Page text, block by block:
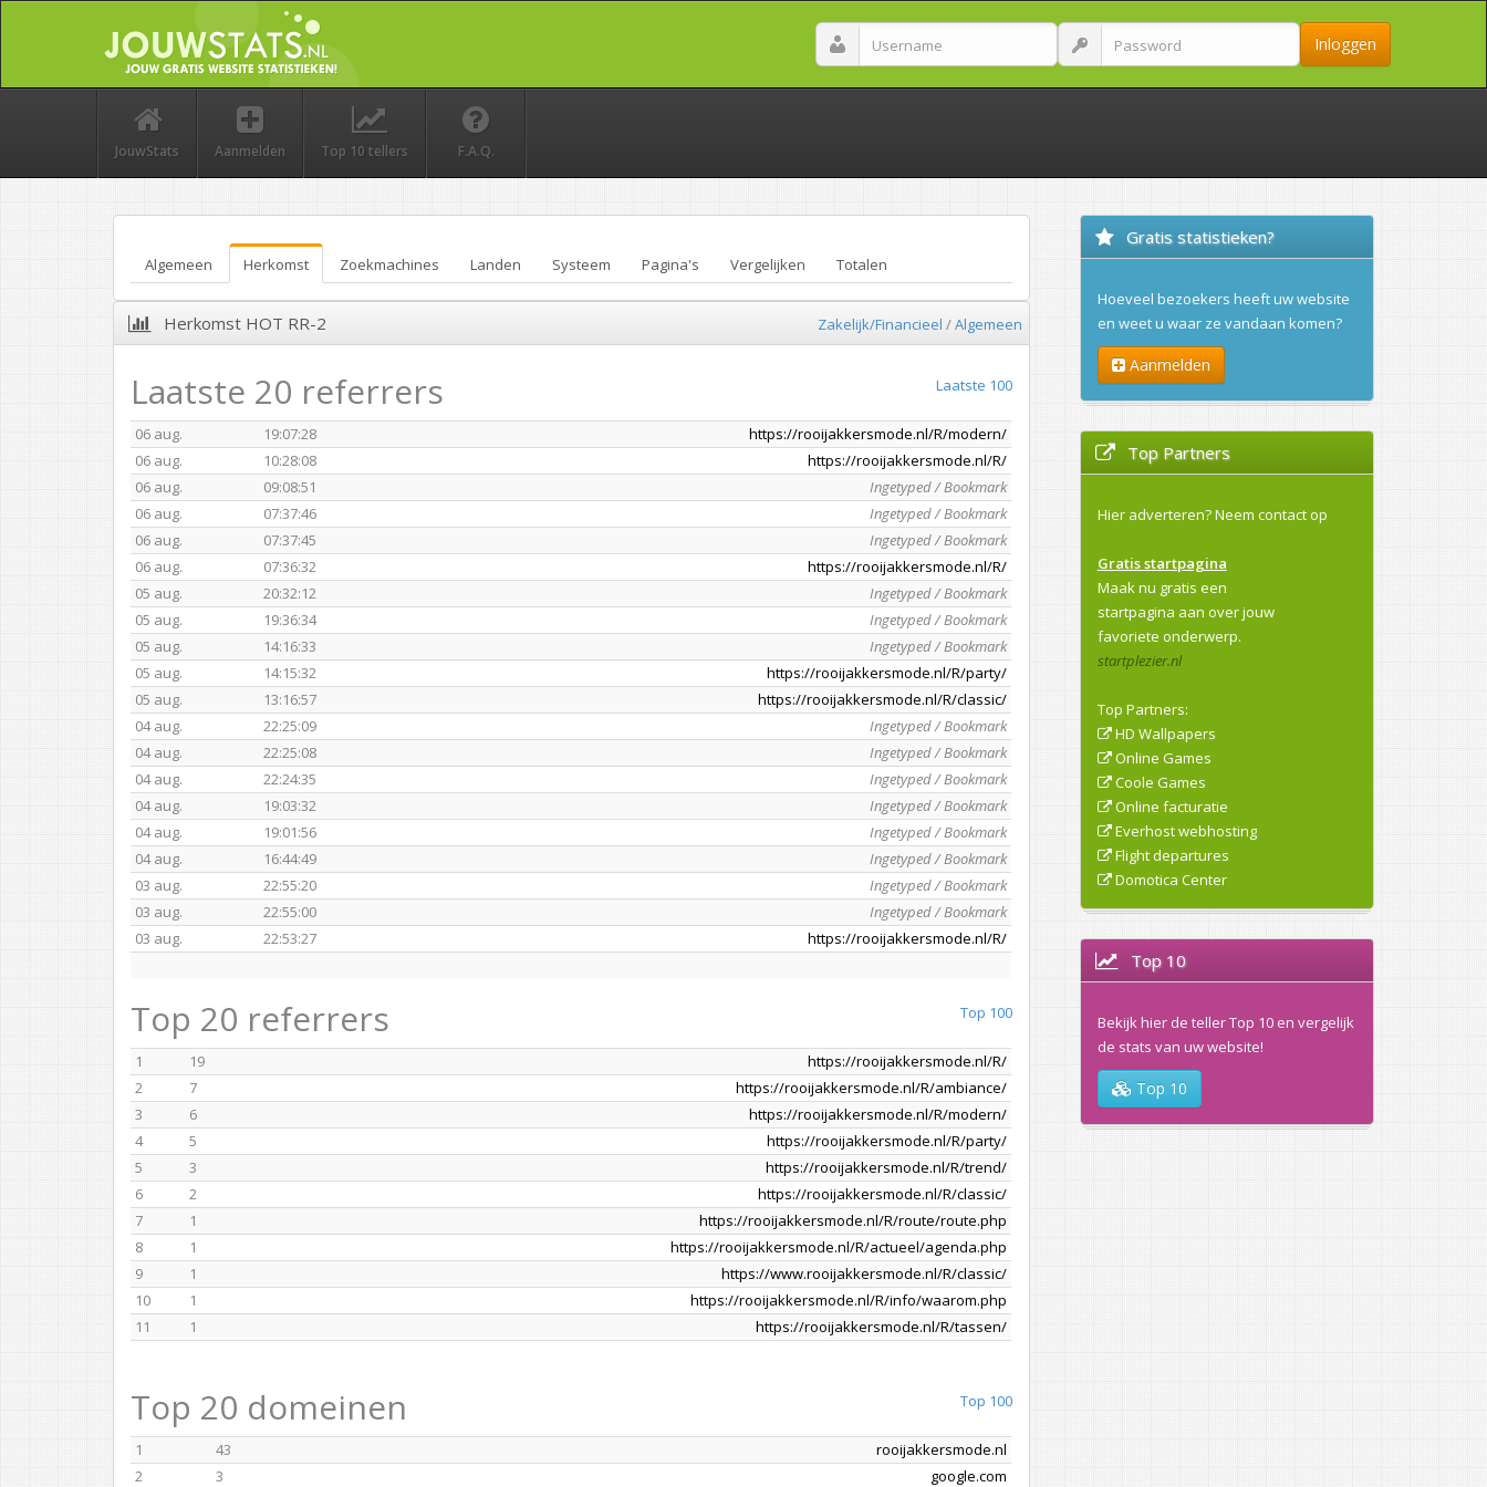
Inloggen
JouwStats Aanmelden Top 10 tellers F.A.Q.
Algemeen Herkomst Zoekmachines Landen Systeem Pagina's Vergelijken Totalen
Herkomst HOT RR-2 Zakelijk/Financieel /Algemeen
Laatste 100
Laatste 20 referrers
06 aug. 19:07:28
https://rooijakkersmode.nl/R/modern/
06 aug.
10:28:08
https://rooijakkersmode.nl/R/
06 aug.
09:08:51
Ingetyped / Bookmark
06 aug.
07:37:46
Ingetyped / Bookmark
06 aug.
07:37:45
Ingetyped / Bookmark
06 aug.
07:36:32
https://rooijakkersmode.nl/R/
05 aug.
20:32:12
Ingetyped / Bookmark
05 aug.
19:36:34
Ingetyped / Bookmark
05 aug.
14:16:33
Ingetyped / Bookmark
05 aug.
14:15:32
https://rooijakkersmode.nl/R/party/
05 aug.
13:16:57
https://rooijakkersmode.nl/R/classic/
04 aug.
22:25:09
Ingetyped / Bookmark
04 aug.
22:25:08
Ingetyped / Bookmark
04 aug.
22:24:35
Ingetyped / Bookmark
04 aug.
19:03:32
Ingetyped / Bookmark
04 aug.
19:01:56
Ingetyped / Bookmark
04 aug.
16:44:49
Ingetyped / Bookmark
03 aug.
22:55:20
Ingetyped / Bookmark
03 aug.
22:55:00
Ingetyped / Bookmark
03 aug.
22:53:27 https://rooijakkersmode.nl/R/
Top 100
Top 20 referrers
1 19
https://rooijakkersmode.nl/R/
2
7
https://rooijakkersmode.nl/R/ambiance/
3
6
https://rooijakkersmode.nl/R/modern/
4
5
https://rooijakkersmode.nl/R/party/
5
3
https://rooijakkersmode.nl/R/trend/
6
2
https://rooijakkersmode.nl/R/classic/
7
1
https://rooijakkersmode.nl/R/route/route.php
8
1
https://rooijakkersmode.nl/R/actueel/agenda.php
9
1
https://www.rooijakkersmode.nl/R/classic/
10
1
https://rooijakkersmode.nl/R/info/waarom.php
11
1 https://rooijakkersmode.nl/R/tassen/
Top 100
Top 20 domeinen
1 43
rooijakkersmode.nl
2
3 google.com
Gratis statistieken?
Hoeveel bezoekers heeft uw website
en weet u waar ze vandaan komen?
Aanmelden
Top Partners
Hier adverteren?Neem contact op
Gratis startpagina
Maak nu gratis een
startpagina aan over jouw
favoriete onderwerp.
startplezier.nl
Top Partners:
HD Wallpapers
Online Games
Coole Games
Online facturatie
Everhost webhosting
Flight departures
Domotica Center
Top 10
Bekijk hier de teller Top 10 en vergelijk
de stats van uw website!
Top 10